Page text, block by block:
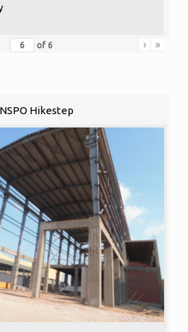
of 6 › »
NSPO Hikestep